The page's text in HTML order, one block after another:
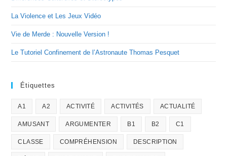
La Violence et Les Jeux Vidéo
Vie de Merde : Nouvelle Version !
Le Tutoriel Confinement de l’Astronaute Thomas Pesquet
Étiquettes
A1 A2 ACTIVITÉ ACTIVITÉS ACTUALITÉ
AMUSANT ARGUMENTER B1 B2 C1
CLASSE COMPRÉHENSION DESCRIPTION